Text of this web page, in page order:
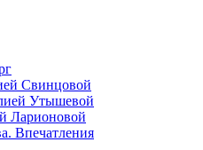
Свинцовой
Утышевой
Ларионовой
Впечатления